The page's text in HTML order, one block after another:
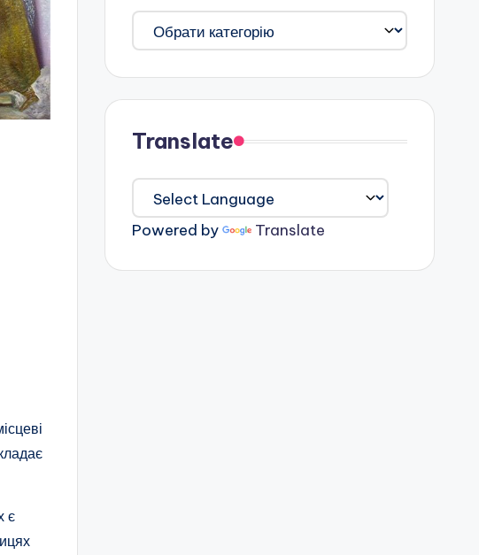
є
Категорії
Translate
Powered by Translate